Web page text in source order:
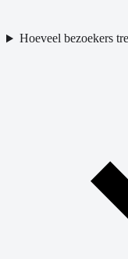
Hoeveel bezoekers